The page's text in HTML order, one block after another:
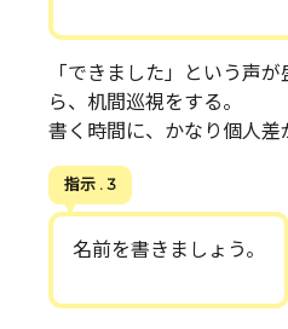
「できました」という声
ら、机間巡視をする。
書く時間に、かなり個人差
指示 . 3
名前を書きましょう。